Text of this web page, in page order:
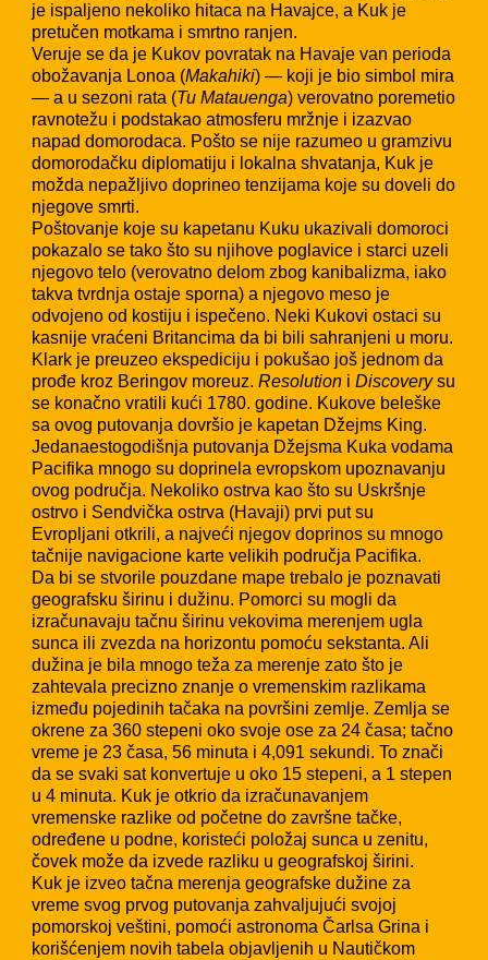
je ispaljeno nekoliko hitaca na Havajce, a Kuk je
pretučen motkama i smrtno ranjen.
Veruje se da je Kukov povratak na Havaje van perioda
obožavanja Lonoa (Makahiki) — koji je bio simbol mira
— a u sezoni rata (Tu Matauenga) verovatno poremetio
ravnotežu i podstakao atmosferu mržnje i izazvao
napad domorodaca. Pošto se nije razumeo u gramzivu
domorodačku diplomatiju i lokalna shvatanja, Kuk je
možda nepažljivo doprineo tenzijama koje su doveli do
njegove smrti.
Poštovanje koje su kapetanu Kuku ukazivali domoroci
pokazalo se tako što su njihove poglavice i starci uzeli
njegovo telo (verovatno delom zbog kanibalizma, iako
takva tvrdnja ostaje sporna) a njegovo meso je
odvojeno od kostiju i ispečeno. Neki Kukovi ostaci su
kasnije vraćeni Britancima da bi bili sahranjeni u moru.
Klark je preuzeo ekspediciju i pokušao još jednom da
prođe kroz Beringov moreuz.Resolution iDiscoverysu
se konačno vratili kući 1780. godine. Kukove beleške
sa ovog putovanja dovršio je kapetan Džejms King.
Jedanaestogodišnja putovanja Džejsma Kuka vodama
Pacifika mnogo su doprinela evropskom upoznavanju
ovog područja. Nekoliko ostrva kao što su Uskršnje
ostrvo i Sendvička ostrva (Havaji) prvi put su
Evropljani otkrili, a najveći njegov doprinos su mnogo
tačnije navigacione karte velikih područja Pacifika.
Da bi se stvorile pouzdane mape trebalo je poznavati
geografsku širinu i dužinu. Pomorci su mogli da
izračunavaju tačnu širinu vekovima merenjem ugla
sunca ili zvezda na horizontu pomoću sekstanta. Ali
dužina je bila mnogo teža za merenje zato što je
zahtevala precizno znanje o vremenskim razlikama
između pojedinih tačaka na površini zemlje. Zemlja se
okrene za 360 stepeni oko svoje ose za 24 časa; tačno
vreme je 23 časa, 56 minuta i 4,091 sekundi. To znači
da se svaki sat konvertuje u oko 15 stepeni, a 1 stepen
u 4 minuta. Kuk je otkrio da izračunavanjem
vremenske razlike od početne do završne tačke,
određene u podne, koristeći položaj sunca u zenitu,
čovek može da izvede razliku u geografskoj širini.
Kuk je izveo tačna merenja geografske dužine za
vreme svog prvog putovanja zahvaljujući svojoj
pomorskoj veštini, pomoći astronoma Čarlsa Grina i
korišćenjem novih tabela objavljenih u Nautičkom